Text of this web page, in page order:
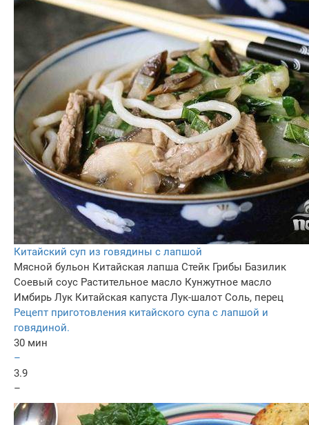
Китайский суп из говядины с лапшой
Мясной бульон Китайская лапша Стейк Грибы Базилик
Соевый соус Растительное масло Кунжутное масло
Имбирь Лук Китайская капуста Лук-шалот Соль, перец
Рецепт приготовления китайского супа с лапшой и
говядиной.
30 мин
–
3.9
–